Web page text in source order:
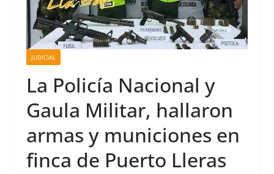
JUDICIAL
La Policía Nacional y
Gaula Militar, hallaron
armas y municiones en
finca de Puerto Lleras